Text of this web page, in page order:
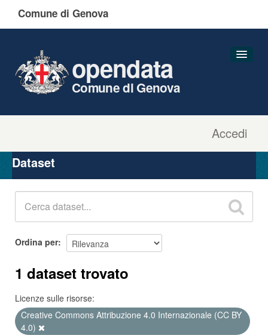
Comune di Genova
Accedi
opendata
Comune di Genova
Organizzazioni
Gruppi
Dataset
Ordina per
1 dataset trovato
Licenze sulle risorse:
Creative Commons Attribuzione 4.0 Internazionale (CC BY
4.0)